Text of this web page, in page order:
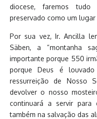
diocese, faremos
preservado como um
Por sua vez, Ir. Ancilla
Säben, a “montanha
importante porque 550
porque Deus é
ressurreição de Nosso
devolver o nosso
continuará a servir para
também na salvação das